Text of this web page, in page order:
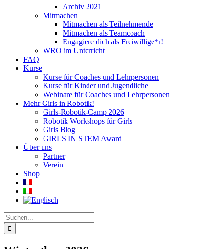
Archiv 2021
Mitmachen
Mitmachen als Teilnehmende
Mitmachen als Teamcoach
Engagiere dich als Freiwillige*r!
WRO im Unterricht
FAQ
Kurse
Kurse für Coaches und Lehrpersonen
Kurse für Kinder und Jugendliche
Webinare für Coaches und Lehrpersonen
Mehr Girls in Robotik!
Girls-Robotik-Camp 2026
Robotik Workshops für Girls
Girls Blog
GIRLS IN STEM Award
Über uns
Partner
Verein
Shop
Suche
nach: